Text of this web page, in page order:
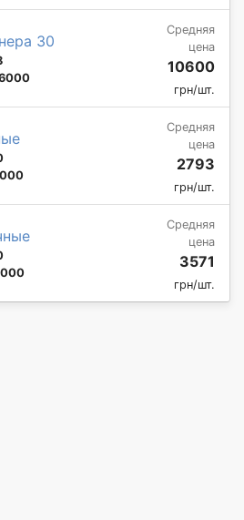
30
Средняя
цена
10600
грн/шт.
Средняя
цена
2793
грн/шт.
Средняя
цена
3571
грн/шт.